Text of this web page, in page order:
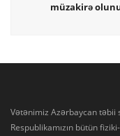
müzakirə
Vətənimiz Azərbaycan
Respublikamızın bütün